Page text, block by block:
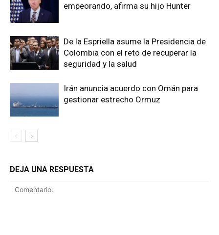
empeorando, afirma su hijo Hunter
De la Espriella asume la Presidencia de
Colombia con el reto de recuperar la
seguridad y la salud
Irán anuncia acuerdo con Omán para
gestionar estrecho Ormuz
DEJA UNA RESPUESTA